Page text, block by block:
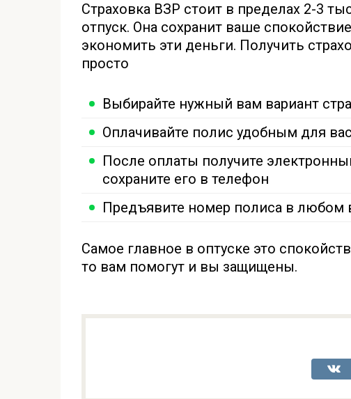
Страховка ВЗР стоит в пределах 2-3
отпуск. Она сохранит ваше
экономить эти деньги. Получить
просто
Выбирайте нужный вам вариант
Оплачивайте полис удобным для
После оплаты получите
сохраните его в телефон
Предъявите номер полиса в любом
Самое главное в оптуске это
то вам помогут и вы защищены.